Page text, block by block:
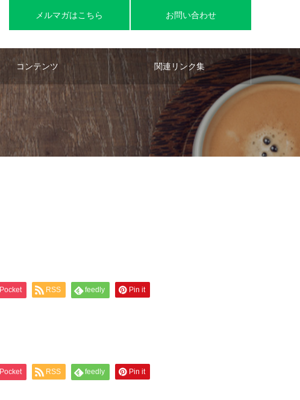
メルマガはこちら お問い合わせ
コンテンツ 関連リンク集
Pocket RSS feedly Pin it
Pocket RSS feedly Pin it